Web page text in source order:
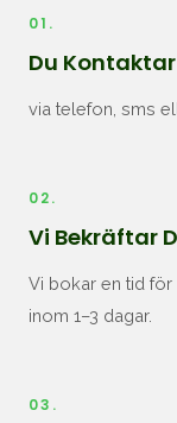
01.
Du
via telefon, sms
02.
Vi Bekräftar
Vi bokar en tid
inom 1–3 dagar.
03.